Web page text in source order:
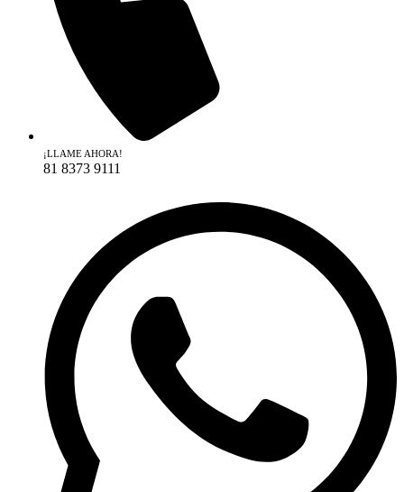
¡LLAME AHORA!
81 8373 9111